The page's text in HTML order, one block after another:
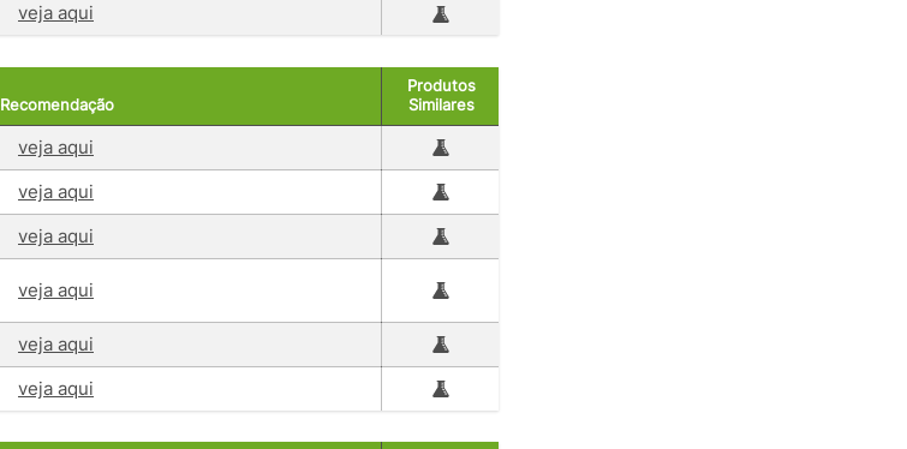
veja aqui
Recomendação
Produtos
Similares
veja aqui
veja aqui
veja aqui
veja aqui
veja aqui
veja aqui